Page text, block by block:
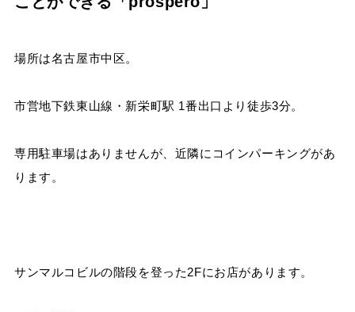
場所は名古屋市中区。
市営地下鉄東山線・新栄町駅 1番出口より徒歩3分。
専用駐車場はありませんが、近隣にコインパーキングがあ
ります。
サンマルコビルの階段を登った2Fにお店があります。